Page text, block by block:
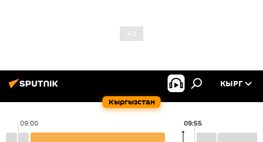
Кыргызстан
КЫРГ
09:00 09:55